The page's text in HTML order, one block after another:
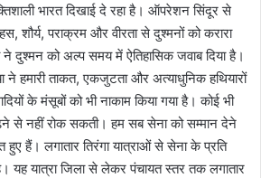
भारत दिखाई दे रहा है। ऑपरेशन सिंदूर से
शौर्य, पराक्रम और वीरता से दुश्मनों को करारा
ने दुश्मन को अल्प समय में ऐतिहासिक जवाब दिया है।
ने हमारी ताकत, एकजुटता और अत्याधुनिक हथियारों
के मंसूबों को भी नाकाम किया गया है। कोई भी
से नहीं रोक सकती। हम सब सेना को सम्मान देने
हुए हैं। लगातार तिरंगा यात्राओं से सेना के प्रति
यह यात्रा जिला से लेकर पंचायत स्तर तक लगातार